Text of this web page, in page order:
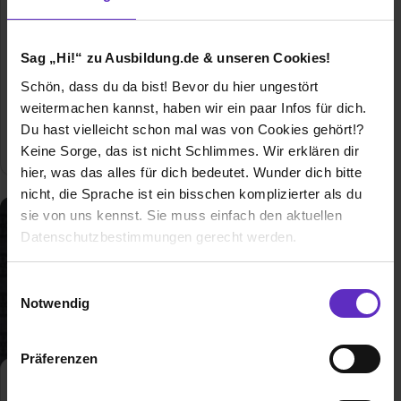
Sag „Hi!“ zu Ausbildung.de & unseren Cookies!
Schön, dass du da bist! Bevor du hier ungestört
weitermachen kannst, haben wir ein paar Infos für dich.
Du hast vielleicht schon mal was von Cookies gehört!?
Keine Sorge, das ist nicht Schlimmes. Wir erklären dir
hier, was das alles für dich bedeutet. Wunder dich bitte
nicht, die Sprache ist ein bisschen komplizierter als du
sie von uns kennst. Sie muss einfach den aktuellen
Datenschutzbestimmungen gerecht werden.
Benutzung der Webseite getroffenen Einstellungen zu
Notwendig
Präferenzen
Studium Soziale Arbeit
Allgemeine Infos zum Ausbildungsberuf
1 freie Ausbildungsstelle